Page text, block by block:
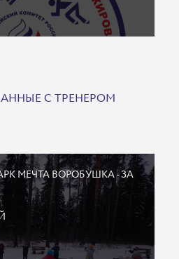
С ТРЕНЕРОМ
МЕЧТА ВОРОБУШКА - ЗА